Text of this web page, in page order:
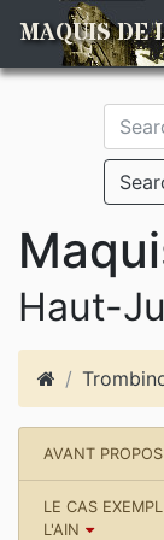
MAQUIS DE
Haut-
AVANT PROPOS
LE CAS
L'AIN